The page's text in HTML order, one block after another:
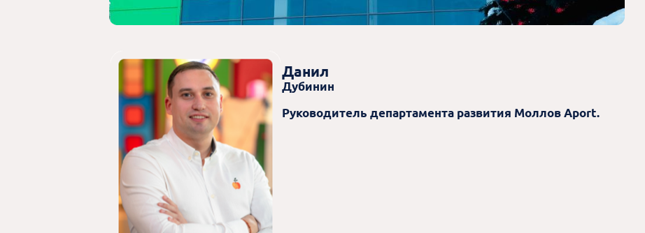
Данил
Дубинин
Руководитель департамента развития Моллов Aport.